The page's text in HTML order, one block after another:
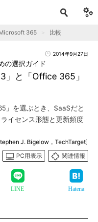
365 比較
2014年9月27日
」と「Office 365」
の選択ガイド
」を選ぶとき、SaaSだと
イセンス形態と更新頻度
J. Bigelow，TechTarget]
PC用表示
関連情報
LINE Hatena